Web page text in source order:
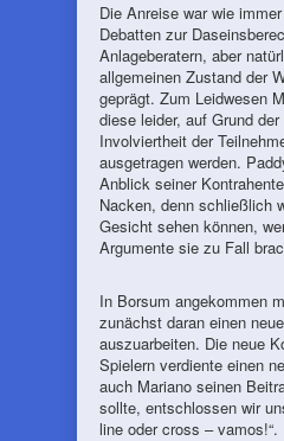
Die Anreise war wie
Debatten zur
Anlageberatern, aber
allgemeinen Zustand der
geprägt. Zum Leidwesen
diese leider, auf Grund
Involviertheit der
ausgetragen werden.
Anblick seiner
Nacken, denn schließlich
Gesicht sehen können,
Argumente sie zu Fall
In Borsum angekommen
zunächst daran einen
auszuarbeiten. Die neue
Spielern verdiente einen
auch Mariano seinen
sollte, entschlossen wir
line oder cross – vamos!“.